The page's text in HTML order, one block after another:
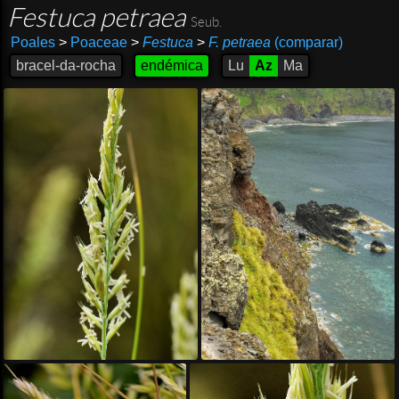
Festuca petraea Seub.
Poales >Poaceae > Festuca > F. petraea (comparar)
bracel-da-rocha
endémica Lu Az Ma